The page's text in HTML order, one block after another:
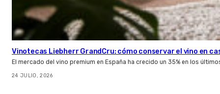
Vinotecas Liebherr GrandCru: cómo conservar el vino en
El mercado del vino premium en España ha crecido un 35% en los
24 JULIO, 2026